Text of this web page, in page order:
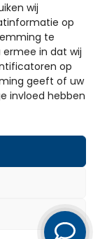
wij
op
te
in dat wij
op
geeft of uw
invloed hebben
ervaring ✓